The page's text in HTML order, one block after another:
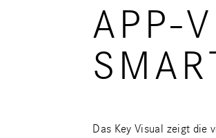
APP-
Das Key Visual zeigt die